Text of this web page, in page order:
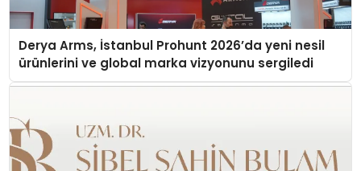
Derya Arms, İstanbul Prohunt 2026’da yeni nesil
ürünlerini ve global marka vizyonunu sergiledi